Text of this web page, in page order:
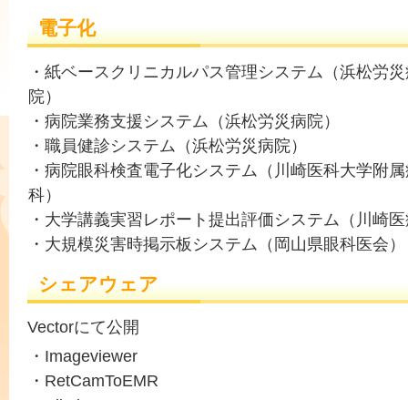
電子化
・紙ベースクリニカルパス管理システム（浜松労
院）
・病院業務支援システム（浜松労災病院）
・職員健診システム（浜松労災病院）
・病院眼科検査電子化システム（川崎医科大学附
科）
・大学講義実習レポート提出評価システム（川崎
・大規模災害時掲示板システム（岡山県眼科医会）
シェアウェア
Vectorにて公開
・Imageviewer
・RetCamToEMR